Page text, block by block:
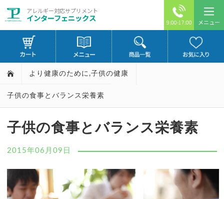
アレルギー対応サプリメント
インターフェニックス 9:00-17:00 メニュー
より健康のために ,子供の健康
子供の食事とバランス栄養素
子供の食事とバランス栄養素
2015年06月09日